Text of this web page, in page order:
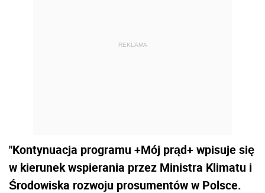
REKLAMA
"Kontynuacja programu +Mój prąd+ wpisuje się
w kierunek wspierania przez Ministra Klimatu i
Środowiska rozwoju prosumentów w Polsce.